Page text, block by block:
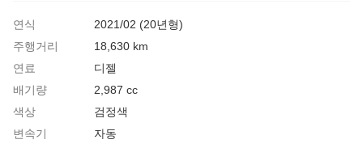
연식
2021/02 (20년형)
주행거리
18,630 km
연료
디젤
배기량
2,987 cc
색상
검정색
변속기
자동